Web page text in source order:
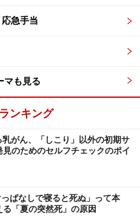
仕事をまわすことを常に考
。私が皮膚科の外来にいて
かいよう）という皮膚に
が受診したときのことでし
ので担当の皮膚科医が飲み
こまでは通常通りなのです
急手当
マも見る
ンキング
がん、「しこり」以外の初期サ
見のためのセルフチェックのポイ
っぱなしで寝ると死ぬ」って本
る「夏の突然死」の原因